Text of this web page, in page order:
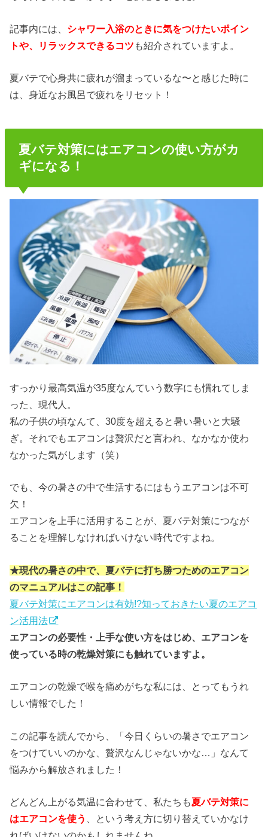
記事内には、 シャワー入浴のときに気をつけたいポイン
トや、リラックスできるコツ も紹介されていますよ。
夏バテで心身共に疲れが溜まっているな〜と感じた時に
は、身近なお風呂で疲れをリセット！
夏バテ対策にはエアコンの使い方がカ
ギになる！
すっかり最高気温が35度なんていう数字にも慣れてしま
った、現代人。
私の子供の頃なんて、30度を超えると暑い暑いと大騒
ぎ。それでもエアコンは贅沢だと言われ、なかなか使わ
なかった気がします（笑）
でも、今の暑さの中で生活するにはもうエアコンは不可
欠！
エアコンを上手に活用することが、夏バテ対策につなが
ることを理解しなければいけない時代ですよね。
★現代の暑さの中で、夏バテに打ち勝つためのエアコン
のマニュアルはこの記事！
夏バテ対策にエアコンは有効!?知っておきたい夏のエアコ
ン活用法
エアコンの必要性・上手な使い方をはじめ、エアコンを
使っている時の乾燥対策にも触れていますよ。
エアコンの乾燥で喉を痛めがちな私には、とってもうれ
しい情報でした！
この記事を読んでから、「今日くらいの暑さでエアコン
をつけていいのかな、贅沢なんじゃないかな…」なんて
悩みから解放されました！
どんどん上がる気温に合わせて、私たちも夏バテ対策に
はエアコンを使う
、という考え方に切り替えていかなけ